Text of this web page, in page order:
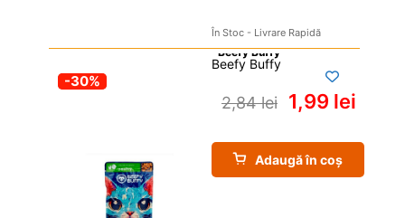
În Stoc - Livrare Rapidă
-30%
Beefy Buffy
2,84 lei 1,99 lei
Adaugă în coș